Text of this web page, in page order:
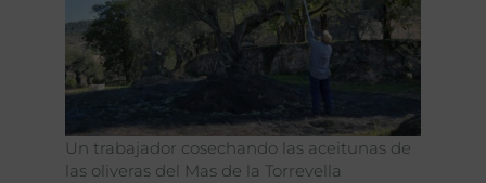
Un trabajador cosechando las aceitunas de
las oliveras del Mas de la Torrevella